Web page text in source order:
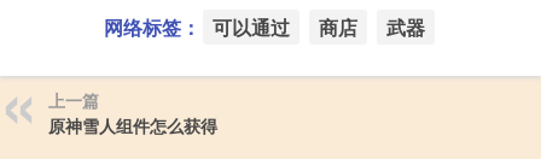
网络标签： 可以通过 商店 武器
上一篇
原神雪人组件怎么获得